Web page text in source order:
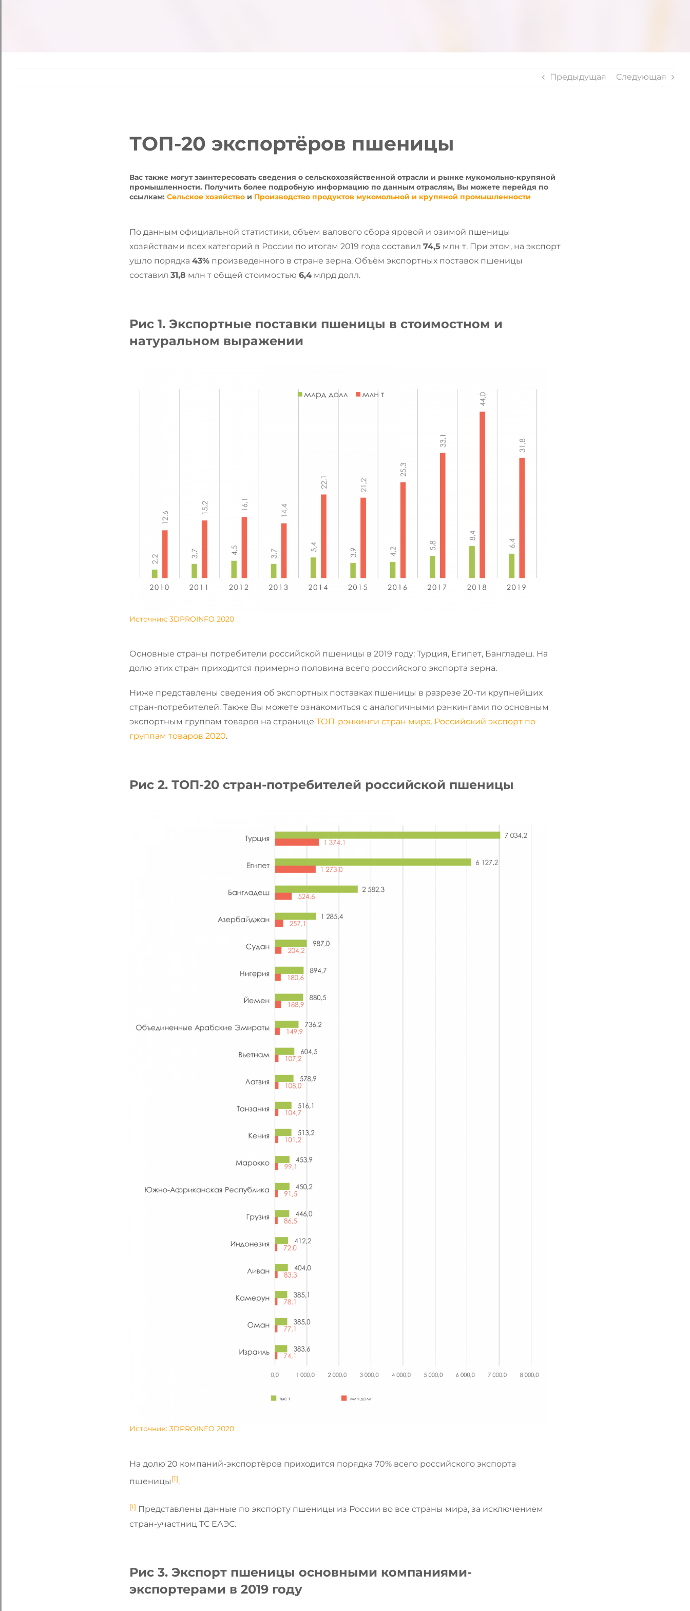
Предыдущая Следующая
ТОП-20 экспортёров пшеницы
Вас также могут заинтересовать сведения о сельскохозяйственной отрасли и рынке мукомольно-крупяной
промышленности. Получить более подробную информацию по данным отраслям, Вы можете перейдя по
ссылкам: Сельское хозяйствои Производство продуктов мукомольной и крупяной промышленности
По данным официальной статистики, объем валового сбора яровой и озимой пшеницы
хозяйствами всех категорий в России по итогам 2019 года составил 74,5 млн т. При этом, на экспорт
ушло порядка 43%произведенного в стране зерна. Объём экспортных поставок пшеницы
составил 31,8 млн т общей стоимостью 6,4млрд долл.
Рис 1. Экспортные поставки пшеницы в стоимостном и
натуральном выражении
Источник: 3DPROINFO 2020
Основные страны потребители российской пшеницы в 2019 году: Турция, Египет, Бангладеш. На
долю этих стран приходится примерно половина всего российского экспорта зерна.
Ниже представлены сведения об экспортных поставках пшеницы в разрезе 20-ти крупнейших
стран-потребителей. Также Вы можете ознакомиться с аналогичными рэнкингами по основным
экспортным группам товаров на странице ТОП-рэнкинги стран мира. Российский экспорт по
группам товаров 2020.
Рис 2. ТОП-20 стран-потребителей российской пшеницы
Источник: 3DPROINFO 2020
На долю 20 компаний-экспортёров приходится порядка 70% всего российского экспорта
пшеницы[1].
[1] Представлены данные по экспорту пшеницы из России во все страны мира, за исключением
стран-участниц ТС ЕАЭС.
Рис 3. Экспорт пшеницы основными компаниями-
экспортерами в 2019 году